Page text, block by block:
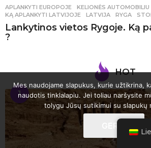
APLANKYTI EUROPOJE ,KELIONĖS AUTOMOBILIU
KĄ APLANKYTI LATVIJOJE
,LATVIJA ,RYGA ,
Lankytinos vietos Rygoje. Ką
?
HOT
1
Mes naudojame slapukus, kurie užtikrina,
naudotis tinklalapiu. Jei toliau naršysite
tolygu Jūsų sutikimui su slapukų